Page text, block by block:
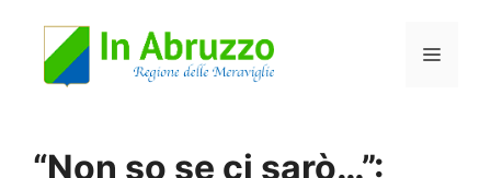
Menu
“Non so se ci sarò…”: